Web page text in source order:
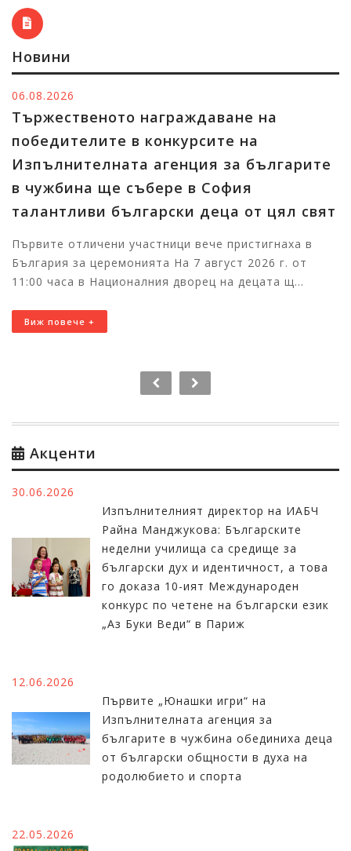
Новини
05.08.2026
Изпълнителният директор на ИАБЧ
Райна Манджукова: Културното
наследство ни обогатява и сближава
Изложбата Традиционна риза с алтица: истории от
фолклорното наследство, върнато към живот ,
Виж повече +
Акценти
30.06.2026
Изпълнителният директор на ИАБЧ
Райна Манджукова: Българските
неделни училища са средище за
български дух и идентичност, а това
го доказа 10-ият Международен
конкурс по четене на български език
„Аз Буки Веди“ в Париж
12.06.2026
Първите „Юнашки игри“ на
Изпълнителната агенция за
българите в чужбина обединиха деца
от български общности в духа на
родолюбието и спорта
22.05.2026